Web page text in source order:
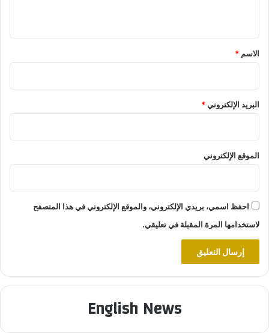
*
الاسم *
البريد الإلكتروني*
الموقع الإلكتروني
احفظ اسمي، بريدي الإلكتروني، والموقع الإلكتروني في هذا المتصفح
لاستخدامها المرة المقبلة في تعليقي.
English News